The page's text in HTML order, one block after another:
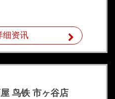
细资讯
鸟铁 市ヶ谷店